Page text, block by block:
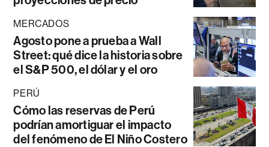
MERCADOS
Agosto pone a prueba a Wall
Street: qué dice la historia sobre
el S&P 500, el dólar y el oro
PERÚ
Cómo las reservas de Perú
podrían amortiguar el impacto
del fenómeno de El Niño Costero